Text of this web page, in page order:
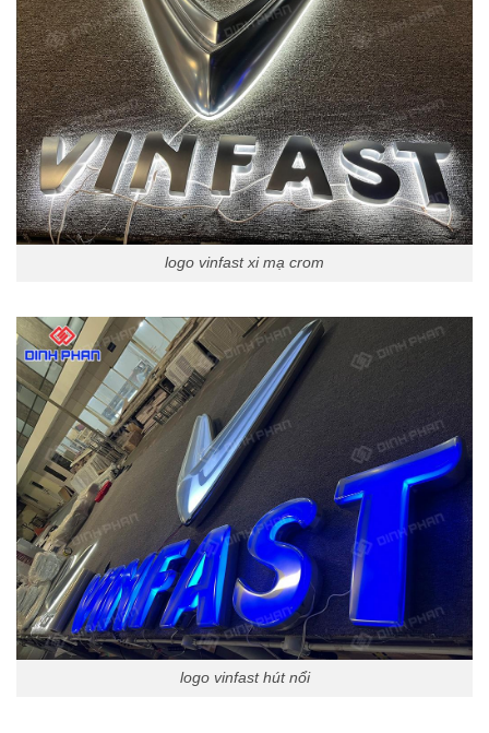
logo vinfast xi mạ crom
logo vinfast hút nổi